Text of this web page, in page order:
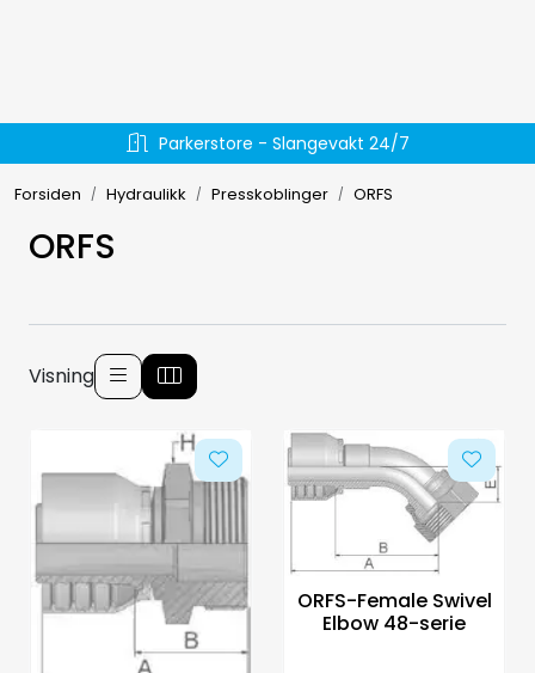
Parkerstore - Slangevakt 24/7
Forsiden Hydraulikk Presskoblinger ORFS
ORFS
Visning
ORFS-Female Swivel
Elbow 48-serie
Væskehåndtering
EL-verktøy
Forbruksmateriell
Arbeidsplassen